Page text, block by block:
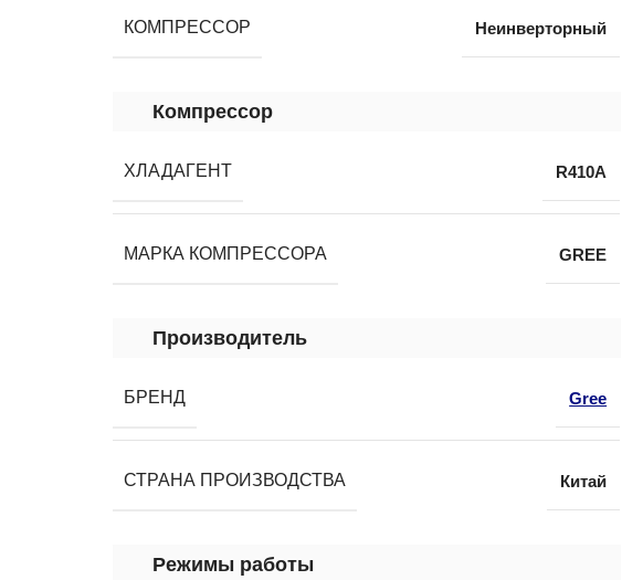
КОМПРЕССОР Неинверторный
Компрессор
ХЛАДАГЕНТ R410A
МАРКА КОМПРЕССОРА GRЕЕ
Производитель
БРЕНД Gree
СТРАНА ПРОИЗВОДСТВА Китай
Режимы работы